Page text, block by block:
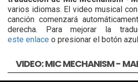
varios idiomas. El video musical
canción comenzará
derecha. Para mejorar la
este enlace o presionar el botón
VIDEO: MIC MECHANISM -